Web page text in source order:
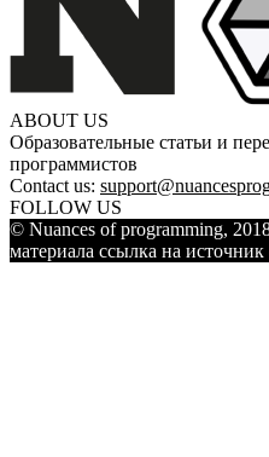
ABOUT US
Образовательные статьи и
программистов
Contact us:
FOLLOW US
© Nuances of programming,
материала ссылка на источник